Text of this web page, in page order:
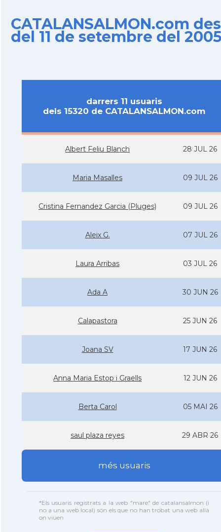
CATALANSALMON.com des
del 11 de setembre del
darrers 11 usuaris
dels 15320 de CATALANSALMON.com
Albert Feliu Blanch 28 JUL 26
Maria Masalles 09 JUL 26
Cristina Fernandez Garcia (Pluges) 09 JUL 26
Aleix G. 07 JUL 26
Laura Arribas 03 JUL 26
Ada A 30 JUN 26
Calapastora 25 JUN 26
Joana SV 17 JUN 26
Anna Maria Estop i Graells 12 JUN 26
Berta Carol 05 MAI 26
saul plaza reyes 29 ABR 26
més usuaris
*Els usuaris registrats a la web "mare" de catalansalmon (i
no a una web local) són els que no han trobat una web allà
on viuen